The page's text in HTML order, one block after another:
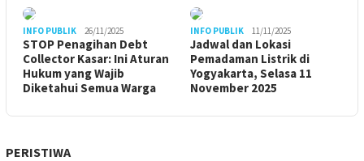
INFO PUBLIK 26/11/2025
STOP Penagihan Debt
Collector Kasar: Ini Aturan
Hukum yang Wajib
Diketahui Semua Warga
INFO PUBLIK 11/11/2025
Jadwal dan Lokasi
Pemadaman Listrik di
Yogyakarta, Selasa 11
November 2025
PERISTIWA